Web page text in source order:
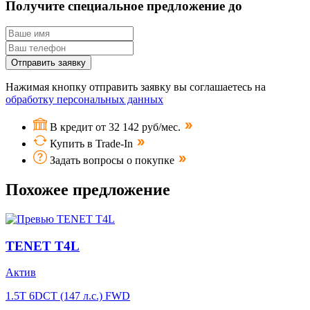
Получите специальное предложение до
Отправить заявку
Нажимая кнопку отправить заявку вы соглашаетесь на
обработку персональных данных
В кредит от 32 142 руб/мес.
Купить в Trade-In
Задать вопросы о покупке
Похожее предложение
TENET T4L
Актив
1.5T 6DCT (147 л.с.) FWD